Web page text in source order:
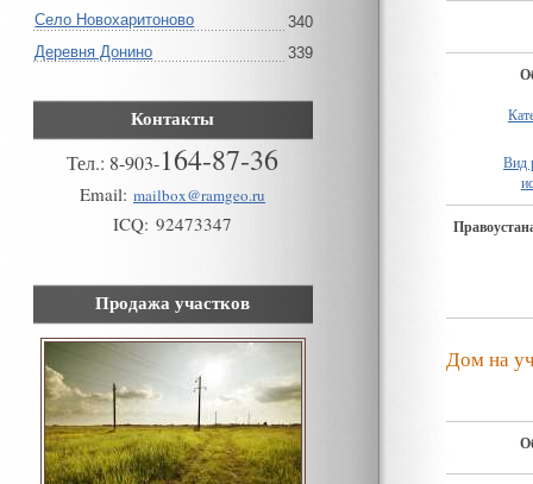
Село Новохаритоново
340
Деревня Донино
339
Контакты
Тел.: 8-903-164-87-36
Email: mailbox@ramgeo.ru
ICQ: 92473347
Продажа участков
Вид
Дом на